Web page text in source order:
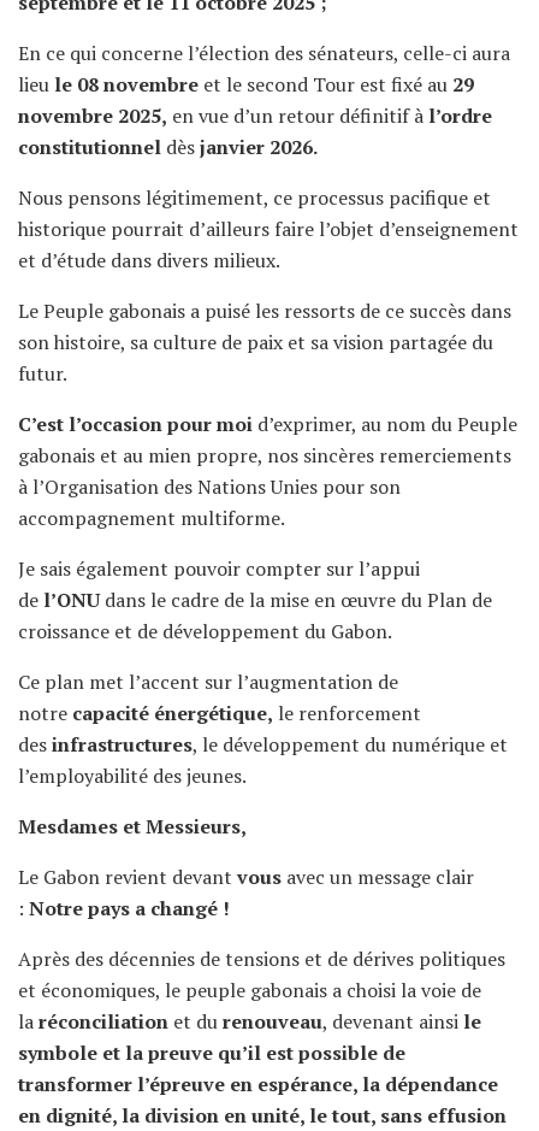
En ce qui concerne l’élection des sénateurs, celle-ci aura
lieu le 08 novembre et le second Tour est fixé au 29
novembre 2025, en vue d’un retour définitif à l’ordre
constitutionnel dèsjanvier 2026.
Nous pensons légitimement, ce processus pacifique et
historique pourrait d’ailleurs faire l’objet d’enseignement
et d’étude dans divers milieux.
Le Peuple gabonais a puisé les ressorts de ce succès dans
son histoire, sa culture de paix et sa vision partagée du
futur.
C’est l’occasion pour moi d’exprimer, au nom du Peuple
gabonais et au mien propre, nos sincères remerciements
à l’Organisation des Nations Unies pour son
accompagnement multiforme.
Je sais également pouvoir compter sur l’appui
de l’ONUdans le cadre de la mise en œuvre du Plan de
croissance et de développement du Gabon.
Ce plan met l’accent sur l’augmentation de
notre capacité énergétique, le renforcement
desinfrastructures, le développement du numérique et
l’employabilité des jeunes.
Mesdames et Messieurs,
Le Gabon revient devant vous avec un message clair
: Notre pays a changé !
Après des décennies de tensions et de dérives politiques
et économiques, le peuple gabonais a choisi la voie de
laréconciliation et durenouveau, devenant ainsi le
symbole et la preuve qu’il est possible de
transformer l’épreuve en espérance, la dépendance
en dignité, la division en unité, le tout, sans effusion